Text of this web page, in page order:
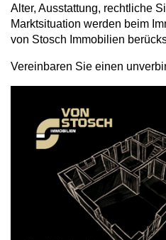
Alter, Ausstattung, rechtliche
Marktsituation werden beim
von Stosch Immobilien
Vereinbaren Sie einen